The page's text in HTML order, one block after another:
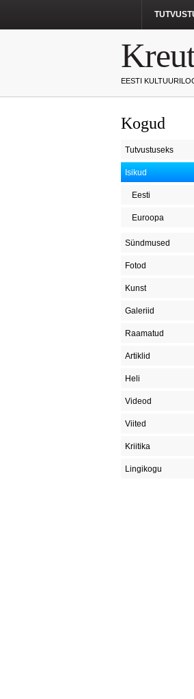
EESTI
Kogud
Tutvustuseks
Isikud
Eesti
Euroopa
Sündmused
Fotod
Kunst
Galeriid
Raamatud
Artiklid
Heli
Videod
Viited
Kriitika
Lingikogu